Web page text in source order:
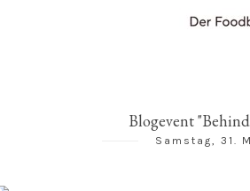
Blogevent
Samstag, 31.